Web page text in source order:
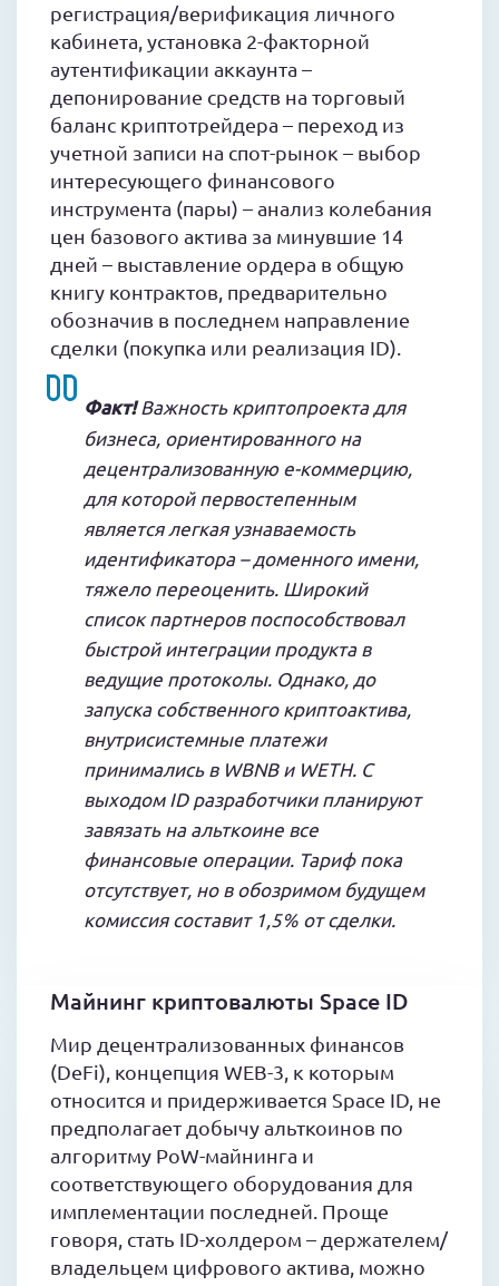
регистрация/верификация личного
кабинета, установка 2-факторной
аутентификации аккаунта –
депонирование средств на торговый
баланс криптотрейдера – переход из
учетной записи на спот-рынок – выбор
интересующего финансового
инструмента (пары) – анализ колебания
цен базового актива за минувшие 14
дней – выставление ордера в общую
книгу контрактов, предварительно
обозначив в последнем направление
сделки (покупка или реализация ID).
Факт!Важность криптопроекта для
бизнеса, ориентированного на
децентрализованную e-коммерцию,
для которой первостепенным
является легкая узнаваемость
идентификатора – доменного имени,
тяжело переоценить. Широкий
список партнеров поспособствовал
быстрой интеграции продукта в
ведущие протоколы. Однако, до
запуска собственного криптоактива,
внутрисистемные платежи
принимались в WBNB и WETH. С
выходом ID разработчики планируют
завязать на альткоине все
финансовые операции. Тариф пока
отсутствует, но в обозримом будущем
комиссия составит 1,5% от сделки.
Майнинг криптовалюты Space ID
Мир децентрализованных финансов
(DeFi), концепция WEB-3, к которым
относится и придерживается Space ID, не
предполагает добычу альткоинов по
алгоритму PoW-майнинга и
соответствующего оборудования для
имплементации последней. Проще
говоря, стать ID-холдером – держателем/
владельцем цифрового актива, можно